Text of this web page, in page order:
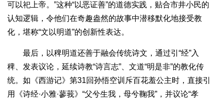
可以祀上帝。”这种“以恶证善”的道德实践，贴合市井小民的
认知逻辑，令他们在奇趣盎然的故事中潜移默化地接受教
化，堪称“文以明道”的创新性表达。
最后，以稗明道还善于融会传统诗文，通过引“经”入
稗、发表议论，延续诗教“诗言志”、文道“明是非”的教化传
统。如《西游记》第31回孙悟空训斥百花羞公主时，直接引
用《诗经·小雅·蓼莪》“父兮生我，母兮鞠我”，并议论“孝